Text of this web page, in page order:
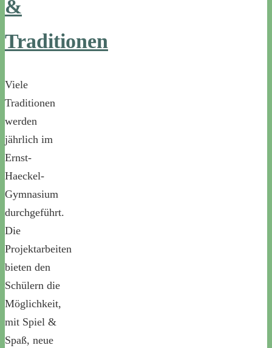
&
Traditionen
Viele
Traditionen
werden
jährlich im
Ernst-
Haeckel-
Gymnasium
durchgeführt.
Die
Projektarbeiten
bieten den
Schülern die
Möglichkeit,
mit Spiel &
Spaß, neue